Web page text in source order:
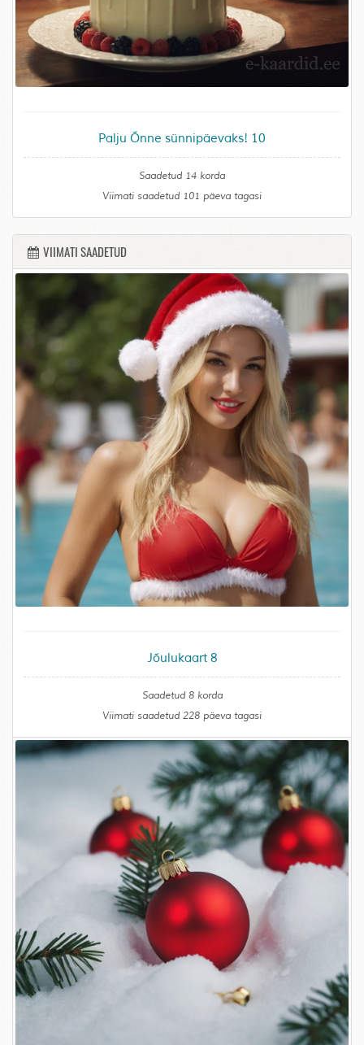
Palju Õnne sünnipäevaks! 10
Saadetud 14 korda
Viimati saadetud 101 päeva tagasi
VIIMATI SAADETUD
Jõulukaart 8
Saadetud 8 korda
Viimati saadetud 228 päeva tagasi